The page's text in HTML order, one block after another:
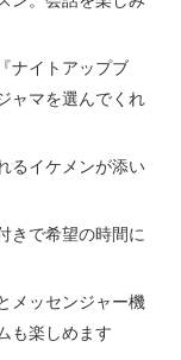
ナイトアップブ
ャマを選んでくれ
るイケメンが添い
きで希望の時間に
メッセンジャー機
も楽しめます